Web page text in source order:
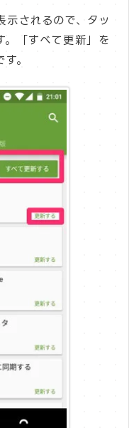
されるので、タッ
。「すべて更新」を
。